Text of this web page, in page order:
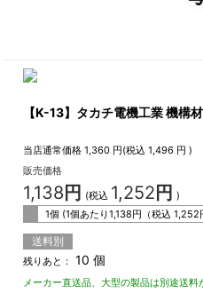
【K-13】タカチ電機工業 機構材
当店通常価格 1,360 円(税込1,496 円 )
販売価格
1,138 円 (税込 1,252 円 )
1個 (1個あたり1,138円（税込1,252
送料別
残りあと： 10 個
メーカー直送品、大型の製品は別途送料